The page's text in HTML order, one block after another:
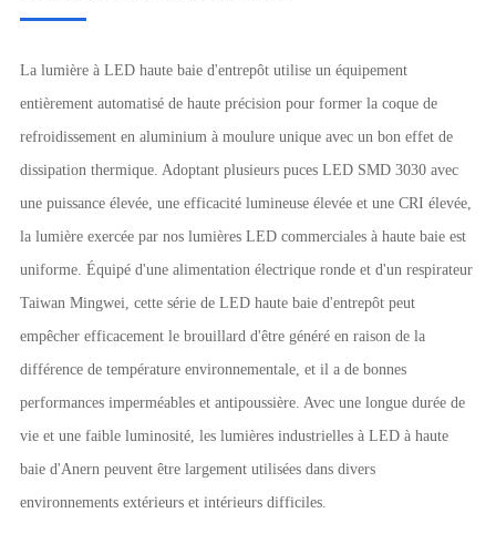
La lumière à LED haute baie d'entrepôt utilise un équipement
entièrement automatisé de haute précision pour former la coque de
refroidissement en aluminium à moulure unique avec un bon effet de
dissipation thermique. Adoptant plusieurs puces LED SMD 3030 avec
une puissance élevée, une efficacité lumineuse élevée et une CRI élevée,
la lumière exercée par nos lumières LED commerciales à haute baie est
uniforme. Équipé d'une alimentation électrique ronde et d'un respirateur
Taiwan Mingwei, cette série de LED haute baie d'entrepôt peut
empêcher efficacement le brouillard d'être généré en raison de la
différence de température environnementale, et il a de bonnes
performances imperméables et antipoussière. Avec une longue durée de
vie et une faible luminosité, les lumières industrielles à LED à haute
baie d'Anern peuvent être largement utilisées dans divers
environnements extérieurs et intérieurs difficiles.